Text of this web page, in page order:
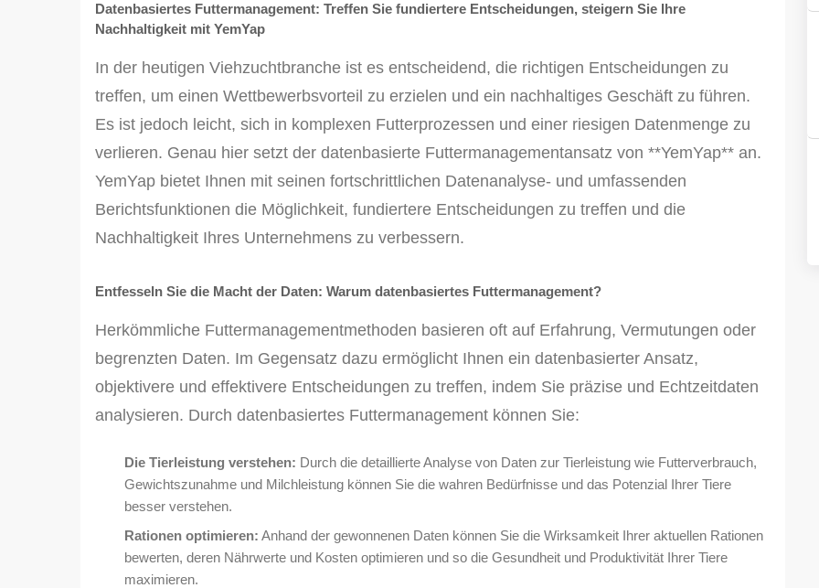
Datenbasiertes Futtermanagement: Treffen Sie fundiertere Entscheidungen, steigern Sie Ihre
Nachhaltigkeit mit YemYap
In der heutigen Viehzuchtbranche ist es entscheidend, die richtigen Entscheidungen zu
treffen, um einen Wettbewerbsvorteil zu erzielen und ein nachhaltiges Geschäft zu führen.
Es ist jedoch leicht, sich in komplexen Futterprozessen und einer riesigen Datenmenge zu
verlieren. Genau hier setzt der datenbasierte Futtermanagementansatz von **YemYap** an.
YemYap bietet Ihnen mit seinen fortschrittlichen Datenanalyse- und umfassenden
Berichtsfunktionen die Möglichkeit, fundiertere Entscheidungen zu treffen und die
Nachhaltigkeit Ihres Unternehmens zu verbessern.
Entfesseln Sie die Macht der Daten: Warum datenbasiertes Futtermanagement?
Herkömmliche Futtermanagementmethoden basieren oft auf Erfahrung, Vermutungen oder
begrenzten Daten. Im Gegensatz dazu ermöglicht Ihnen ein datenbasierter Ansatz,
objektivere und effektivere Entscheidungen zu treffen, indem Sie präzise und Echtzeitdaten
analysieren. Durch datenbasiertes Futtermanagement können Sie:
Die Tierleistung verstehen: Durch die detaillierte Analyse von Daten zur Tierleistung wie Futterverbrauch,
Gewichtszunahme und Milchleistung können Sie die wahren Bedürfnisse und das Potenzial Ihrer Tiere
besser verstehen.
Rationen optimieren: Anhand der gewonnenen Daten können Sie die Wirksamkeit Ihrer aktuellen Rationen
bewerten, deren Nährwerte und Kosten optimieren und so die Gesundheit und Produktivität Ihrer Tiere
maximieren.